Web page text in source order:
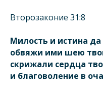
Второзаконие 31:8
Милость и истина
обвяжи ими шею
скрижали сердца
и благоволение в